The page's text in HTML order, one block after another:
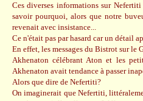
Ces diverses informations sur
savoir pourquoi, alors que notre
revenait avec insistance...
Ce n'était pas par hasard car un détail
En effet, les messages du Bistrot sur le
Akhenaton célébrant Aton et les
Akhenaton avait tendance à passer
Alors que dire de Nefertiti?
On imaginerait que Nefertiti,